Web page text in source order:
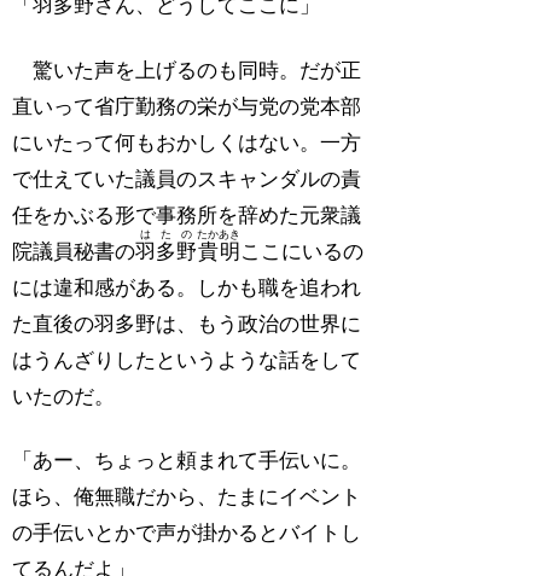
「羽多野さん、どうしてここに」
驚いた声を上げるのも同時。だが正
直いって省庁勤務の栄が与党の党本部
にいたって何もおかしくはない。一方
で仕えていた議員のスキャンダルの責
任をかぶる形で事務所を辞めた元衆議
院議員秘書の羽多野
はたの
貴明
たかあき
ここにいるの
には違和感がある。しかも職を追われ
た直後の羽多野は、もう政治の世界に
はうんざりしたというような話をして
いたのだ。
「あー、ちょっと頼まれて手伝いに。
ほら、俺無職だから、たまにイベント
の手伝いとかで声が掛かるとバイトし
てるんだよ」